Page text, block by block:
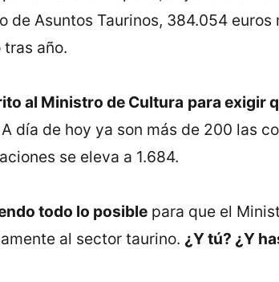
de Asuntos Taurinos, 384.054
tras año.
al Ministro de Cultura para exigir
A día de hoy ya son más de 200 las
se eleva a 1.684.
todo lo posiblepara que el
al sector taurino. ¿Y tú? ¿Y